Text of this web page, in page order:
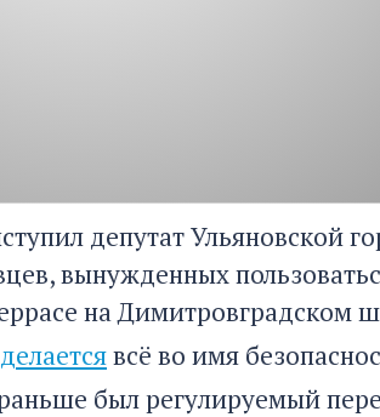
депутат Ульяновской
вынужденных
на Димитровградском
делаетсявсё во имя
был регулируемый